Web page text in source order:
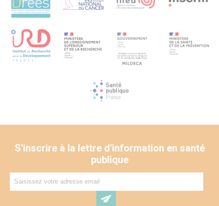
patients, pour garantir la sécurité des patients et les
bénéfices observés au cours des essais thérapeutiques
coût élevé des traitements. Notre modèle d’analyse sera
utile pour évaluer plus avant l’impact des nouveaux
médicaments sur les pratiques de traitement actuelles.
S'inscrire à la lettre d'information en santé
publique